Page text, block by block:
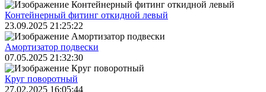
Контейнерный фитинг откидной левый
23.09.2025 21:25:22
Амортизатор подвески
07.05.2025 21:32:30
Круг поворотный
27.02.2025 16:05:44